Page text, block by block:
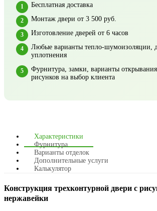
Бесплатная доставка
Монтаж двери от 3 500 руб.
Изготовление дверей от 6 часов
Любые варианты тепло-шумоизоляции,
уплотнения
Фурнитура, замки, варианты
рисунков на выбор клиента
Характеристики
Фурнитура
Варианты отделок
Дополнительные услуги
Калькулятор
Конструкция трехконтурной двери с
нержавейки